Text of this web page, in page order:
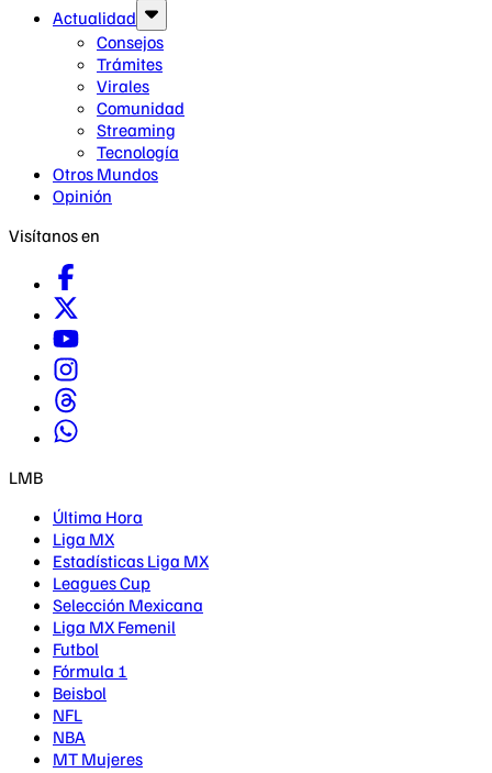
Actualidad
Consejos
Trámites
Virales
Comunidad
Streaming
Tecnología
Otros Mundos
Opinión
Visítanos en
LMB
Última Hora
Liga MX
Estadísticas Liga MX
Leagues Cup
Selección Mexicana
Liga MX Femenil
Futbol
Fórmula 1
Beisbol
NFL
NBA
MT Mujeres